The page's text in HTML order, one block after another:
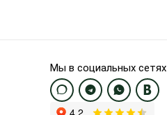
Мы в социальных сетях